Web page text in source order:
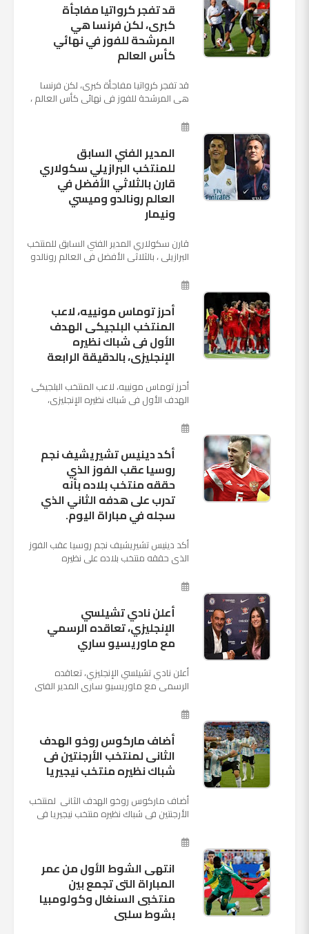
قد تفجر كرواتيا مفاجأة
كبرى، لكن فرنسا هي
المرشحة للفوز في نهائي
كأس العالم
قد تفجر كرواتيا مفاجأة كبرى، لكن فرنسا
هي المرشحة للفوز في نهائي كأس العالم ،
الروسية في يوم شديد الح...
المدير الفني السابق
للمنتخب البرازيلي سكولاري
قارن بالثلاثي الأفضل في
العالم رونالدو وميسي
ونيمار
قارن سكولاري المدير الفني السابق للمنتخب
البرازيلي ، بالثلاثي الأفضل في العالم رونالدو
نجم ...
أحرز توماس مونييه، لاعب
المنتخب البلجيكى الهدف
الأول فى شباك نظيره
الإنجليزى، بالدقيقة الرابعة
أحرز توماس مونييه، لاعب المنتخب البلجيكى
الهدف الأول فى شباك نظيره الإنجليزى،
بينهما حاليا على م...
أكد دينيس تشيريشيف نجم
روسيا عقب الفوز الذي
حققه منتخب بلاده بأنه
تدرب على هدفه الثاني الذي
سجله في مباراة اليوم.
أكد دينيس تشيريشيف نجم روسيا عقب الفوز
الذي حققه منتخب بلاده على نظيره
كأس العالم بأنه تدرب على هد...
أعلن نادي تشيلسي
الإنجليزي، تعاقده الرسمي
مع ماوريسيو ساري
أعلن نادي تشيلسي الإنجليزي، تعاقده
الرسمي مع ماوريسيو ساري المدير الفني
المقبل وخلافة أنطونيو كو...
أضاف ماركوس روخو الهدف
الثانى لمنتخب الأرجنتين فى
شباك نظيره منتخب نيجيريا
أضاف ماركوس روخو الهدف الثانى لمنتخب
الأرجنتين فى شباك نظيره منتخب نيجيريا فى
"كريستوفسك...
انتهى الشوط الأول من عمر
المباراة التى تجمع بين
منتخبى السنغال وكولومبيا
بشوط سلبى